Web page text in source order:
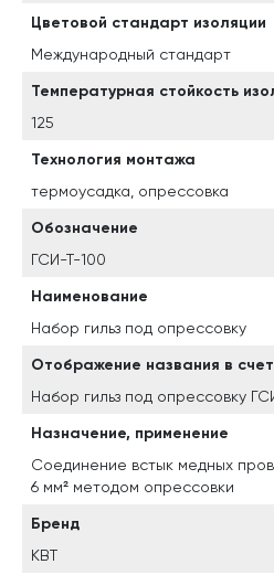
Цветовой стандарт изоляции
Международный стандарт
Температурная стойкость
125
Технология монтажа
термоусадка, опрессовка
Обозначение
ГСИ-Т-100
Наименование
Набор гильз под опрессовку
Отображение названия в
Набор гильз под опрессовку
Назначение, применение
Соединение встык медных
6 мм² методом опрессовки
Бренд
КВТ